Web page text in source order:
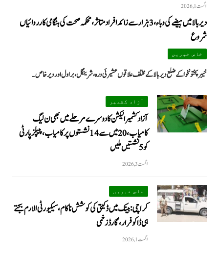
اگست 1, 2026
دیر بالا میں ہیضے کی وباء، 3 ہزار سے زائد افراد متاثر، محکمہ صحت کی ہنگامی کارروائیاں
شروع
خاص خبریں
خیبرپختونخوا کے ضلع دیر بالا کے مختلف علاقوں عشیرئی درہ، شرینگل، براول اور دیر خاص…
آزاد کشمیر
آزاد کشمیر الیکشن کا دوسرے مرحلے میں بھی ن لیگ
کامیاب، 20 میں سے 14 نشستوں پر کامیاب، پیپلزپارٹی
کو 5 نشستیں ملیں
اگست 3, 2026
خاص خبریں
کراچی: بینک میں ڈکیتی کی کوشش ناکام، سیکیورٹی الارم بجتے
ہی ڈاکو فرار، گارڈ زخمی
اگست 1, 2026